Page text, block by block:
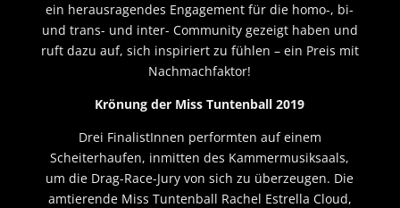
ein herausragendes Engagement für die homo-, bi-
und trans- und inter- Community gezeigt haben und
ruft dazu auf, sich inspiriert zu fühlen – ein Preis mit
Nachmachfaktor!
Krönung der Miss Tuntenball 2019
Drei FinalistInnen performten auf einem
Scheiterhaufen, inmitten des Kammermusiksaals,
um die Drag-Race-Jury von sich zu überzeugen. Die
amtierende Miss Tuntenball Rachel Estrella Cloud,